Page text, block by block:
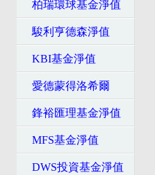
柏瑞環球基金淨值
駿利亨德森淨值
KBI基金淨值
愛德蒙得洛希爾
鋒裕匯理基金淨值
MFS基金淨值
DWS投資基金淨值